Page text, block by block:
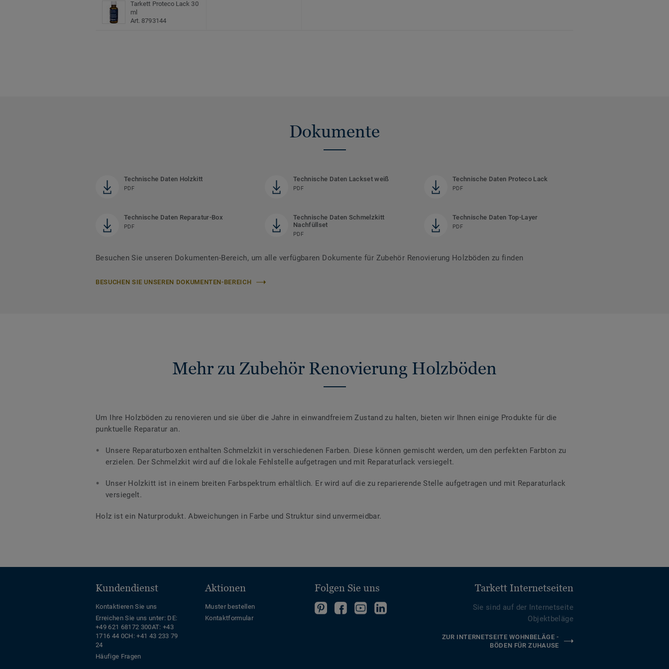
Tarkett Proteco Lack 30
ml
Art. 8793144
Dokumente
Technische Daten Holzkitt
PDF
Technische Daten Lackset weiß
PDF
Technische Daten Proteco Lack
PDF
Technische Daten Reparatur-Box
PDF
Technische Daten Schmelzkitt
Nachfüllset
PDF
Technische Daten Top-Layer
PDF
Besuchen Sie unseren Dokumenten-Bereich, um alle verfügbaren Dokumente für Zubehör Renovierung Holzböden zu finden
BESUCHEN SIE UNSEREN DOKUMENTEN-BEREICH
Mehr zu Zubehör Renovierung Holzböden
Um Ihre Holzböden zu renovieren und sie über die Jahre in einwandfreiem Zustand zu halten, bieten wir Ihnen einige Produkte für die
punktuelle Reparatur an.
Unsere Reparaturboxen enthalten Schmelzkit in verschiedenen Farben. Diese können gemischt werden, um den perfekten Farbton zu
erzielen. Der Schmelzkit wird auf die lokale Fehlstelle aufgetragen und mit Reparaturlack versiegelt.
Unser Holzkitt ist in einem breiten Farbspektrum erhältlich. Er wird auf die zu reparierende Stelle aufgetragen und mit Reparaturlack
versiegelt.
Holz ist ein Naturprodukt. Abweichungen in Farbe und Struktur sind unvermeidbar.
Kundendienst
Kontaktieren Sie uns
Erreichen Sie uns unter: DE:
+49 621 68172 300AT: +43
1716 44 0CH: +41 43 233 79
24
Häufige Fragen
Aktionen
Muster bestellen
Kontaktformular
Folgen Sie uns
FolgenFolgenFolgeFolgen
Tarkett Internetseiten
Sie sind auf der Internetseite
Objektbeläge
ZUR INTERNETSEITE WOHNBELÄGE -
BÖDEN FÜR ZUHAUSE